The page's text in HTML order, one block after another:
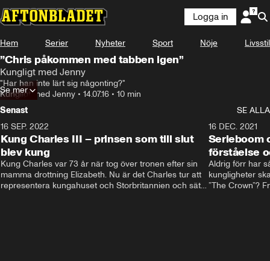
Logga in
Hem Serier Nyheter Sport Nöje Livsstil
”Chris påkommen med tabben igen”
Kungligt med Jenny
"Har han inte lärt sig någonting?"
Kungligt med Jenny • 14.07.16 • 10 min
Se mer
Senast
SE ALLA
16 SEP. 2022
Kung Charles III – prinsen som till slut
blev kung
Kung Charles var 73 år när tog över tronen efter sin
mamma drottning Elizabeth. Nu är det Charles tur att
representera kungahuset och Storbritannien och sätta
16 DEC. 2021
Serieboom
förståelse
Aldrig förr har
kungligheter
”The Crown”?